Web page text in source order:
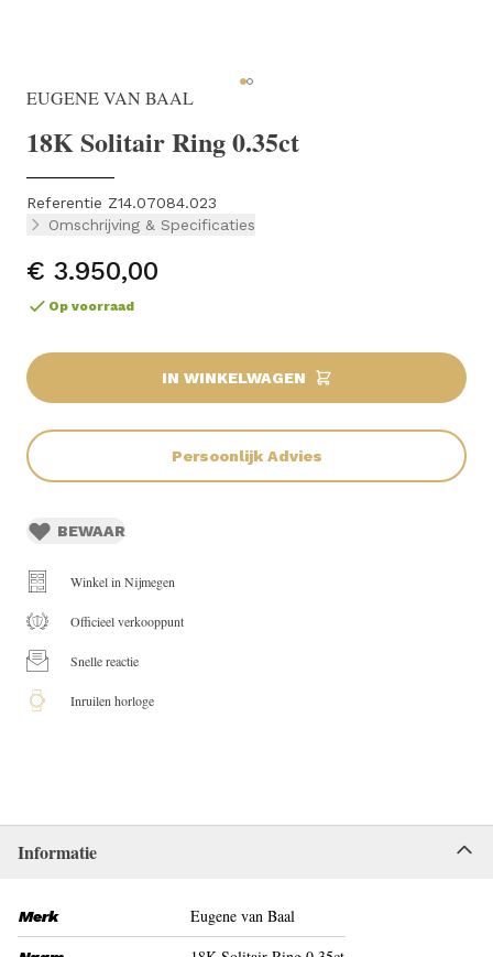
EUGENE VAN BAAL
18K Solitair Ring 0.35ct
Referentie Z14.07084.023
Omschrijving & Specificaties
€ 3.950,00
Op voorraad
IN WINKELWAGEN
Persoonlijk Advies
BEWAAR
Winkel in Nijmegen
Officieel verkooppunt
Snelle reactie
Inruilen horloge
Informatie
Merk Eugene van Baal